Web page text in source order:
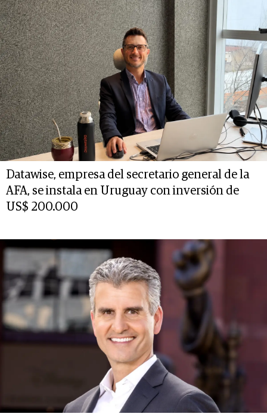
Datawise, empresa del secretario general de la
AFA, se instala en Uruguay con inversión de
US$ 200.000